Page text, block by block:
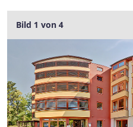
Bild 1 von 4